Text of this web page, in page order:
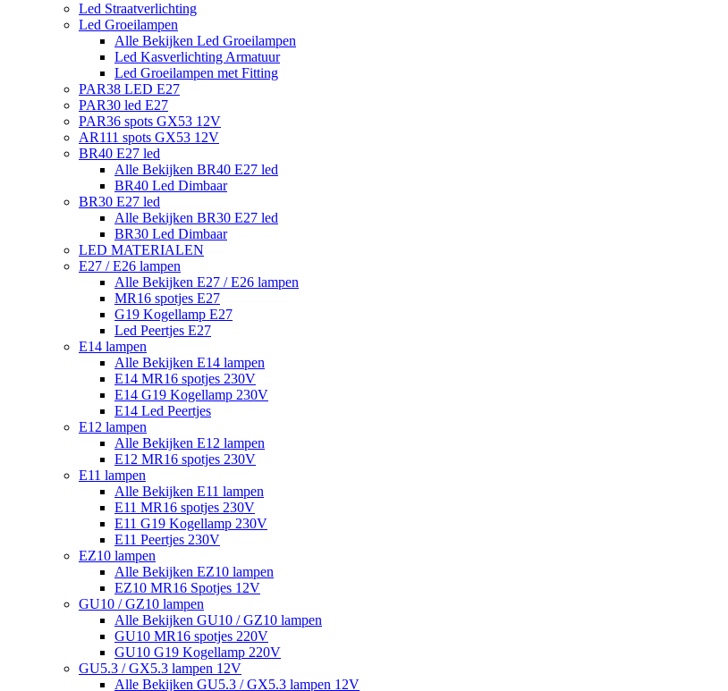
Led Straatverlichting
Led Groeilampen
Alle Bekijken Led Groeilampen
Led Kasverlichting Armatuur
Led Groeilampen met Fitting
PAR38 LED E27
PAR30 led E27
PAR36 spots GX53 12V
AR111 spots GX53 12V
BR40 E27 led
Alle Bekijken BR40 E27 led
BR40 Led Dimbaar
BR30 E27 led
Alle Bekijken BR30 E27 led
BR30 Led Dimbaar
LED MATERIALEN
E27 / E26 lampen
Alle Bekijken E27 / E26 lampen
MR16 spotjes E27
G19 Kogellamp E27
Led Peertjes E27
E14 lampen
Alle Bekijken E14 lampen
E14 MR16 spotjes 230V
E14 G19 Kogellamp 230V
E14 Led Peertjes
E12 lampen
Alle Bekijken E12 lampen
E12 MR16 spotjes 230V
E11 lampen
Alle Bekijken E11 lampen
E11 MR16 spotjes 230V
E11 G19 Kogellamp 230V
E11 Peertjes 230V
EZ10 lampen
Alle Bekijken EZ10 lampen
EZ10 MR16 Spotjes 12V
GU10 / GZ10 lampen
Alle Bekijken GU10 / GZ10 lampen
GU10 MR16 spotjes 220V
GU10 G19 Kogellamp 220V
GU5.3 / GX5.3 lampen 12V
Alle Bekijken GU5.3 / GX5.3 lampen 12V